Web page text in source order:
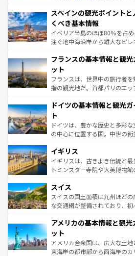
ろん、トスカーナの美しい田
景など、自然景観も見逃せない
ピザやパスタなど、絶品のイ
できる。朝目覚めてから夜眠
なお、新着のイタリア情報はコ
しい。
スペインの観光ポイント
くべき基本情報
イベリア半島のほぼ80％を占
注ぐ地中海沿岸から雄大なピ
文化が根付くこの国では、情熱
れる闘牛、そして美味しいタパ
る。首都マドリードの洗練さ
アートに溢れた街角から、地
せる。地方によって風土や気
ンテンツ一覧 を参照してほしい
フランスの基本情報と観
ット
フランスは、世界中の旅行者
指の観光地だ。首都パリのエ
で、幅広い魅力が詰まってい
聖堂、美しいビーチ、そして豊
から魅了する。また、フラン
れ、フランス料理はユネスコ
香り高いラベンダー畑など、多
らに、パリ以外の地域にも魅
も豊かな歴史と文化が息づいて
を参照してほしい。
ドイツの基本情報と観光
ト
ドイツは、豊かな歴史と多彩
の中心に位置する国。中世の
顔を持つこの国は、どこを歩い
ルリンの文化的活気、バイエ
してライン川沿いのワイン畑
は、お酒好きな人にはぜひ体験してほし
ドイツ情報はコンテンツ一覧を
イギリス
イギリスは、古きよき伝統と
トミンスター寺院や大英博物
リアごとに異なる魅力がある。
ティー、ビール好きにはたま
戦など、本場だからこそでき
ンツ一覧を参照してほしい。
スイス
スイスの国土面積は九州ほど
な交通網が整備されており、
の建物がそのまま残る町や、ス
博物館もあり、アルプス観光だ
ことができる。国民の所得が高
者向けの交通パス提供のサー
アメリカの基本情報と観
ット
アメリカ合衆国は、広大な土地
東海岸の都市部から西海岸の